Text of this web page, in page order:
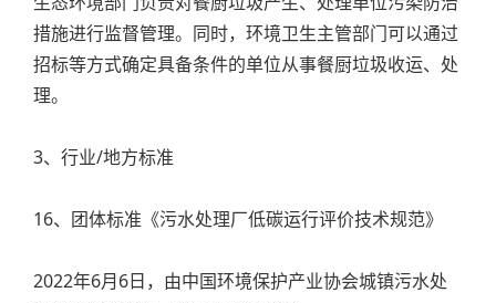
措施进行监督管理。同时，环境卫生主管部门可以通过
招标等方式确定具备条件的单位从事餐厨垃圾收运、处
理。
3、行业/地方标准
16、团体标准《污水处理厂低碳运行评价技术规范》
2022年6月6日，由中国环境保护产业协会城镇污水处